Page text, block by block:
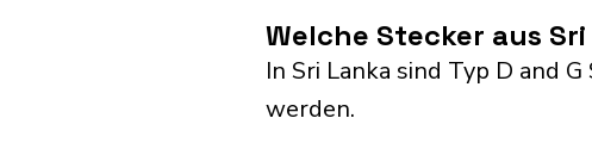
Welche Stecker aus
In Sri Lanka sind Typ D and
werden.